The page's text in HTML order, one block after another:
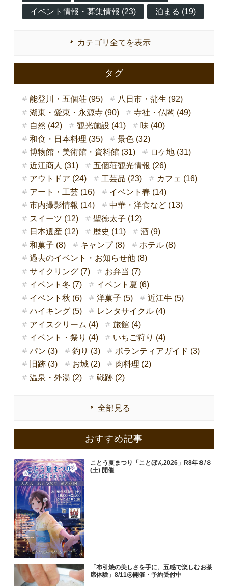
イベント情報・募集情報 (23) 泊まる (19)
カテゴリ全てを表示
タグ
能登川・五個荘 (95)
八日市・蒲生 (92)
湖東・愛東・永源寺 (90)
寺社・仏閣 (49)
自然 (42)
観光施設 (41)
味 (40)
和食・日本料理 (35)
景色 (32)
博物館・美術館・資料館 (31)
ロケ地 (31)
近江商人 (31)
五個荘観光情報 (26)
アウトドア (24)
工芸品 (23)
カフェ (16)
アート・工芸 (16)
イベント春 (14)
市内撮影情報 (14)
中華・洋食など (13)
スイーツ (12)
聖徳太子 (12)
日本遺産 (12)
歴史 (11)
酒 (9)
和菓子 (8)
キャンプ (8)
ホテル (8)
過去のイベント・お知らせ他 (8)
サイクリング (7)
お弁当 (7)
イベント冬 (7)
イベント夏 (6)
イベント秋 (6)
洋菓子 (5)
近江牛 (5)
ハイキング (5)
レンタサイクル (4)
アイスクリーム (4)
旅館 (4)
イベント・祭り (4)
いちご狩り (4)
パン (3)
釣り (3)
ボランティアガイド (3)
旧跡 (3)
お城 (2)
肉料理 (2)
温泉・外湯 (2)
戦跡 (2)
全部見る
おすすめ記事
ことう夏まつり「ことぼん2026」R8年８/８
(土) 開催
「布引焼の美しさを手に、五感で楽しむお茶
席体験」8/11㊋開催・予約受付中